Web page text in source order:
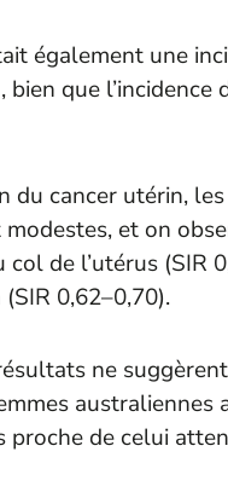
également une
que
du cancer utérin,
et on
de l’utérus (SIR
0,62–0,70).
ne
de celui